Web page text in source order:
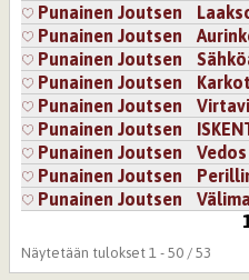
Punainen Joutsen
Punainen Joutsen
Punainen Joutsen
Punainen Joutsen
Punainen Joutsen
Punainen Joutsen
Punainen Joutsen
Vedos
Punainen Joutsen
Punainen Joutsen
Näytetään tulokset 1 - 50 / 53